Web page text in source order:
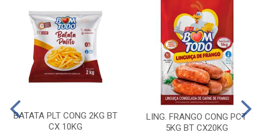
BATATA PLT CONG 2KG BT
CX 10KG
LING. FRANGO CONG PCT
5KG BT CX20KG